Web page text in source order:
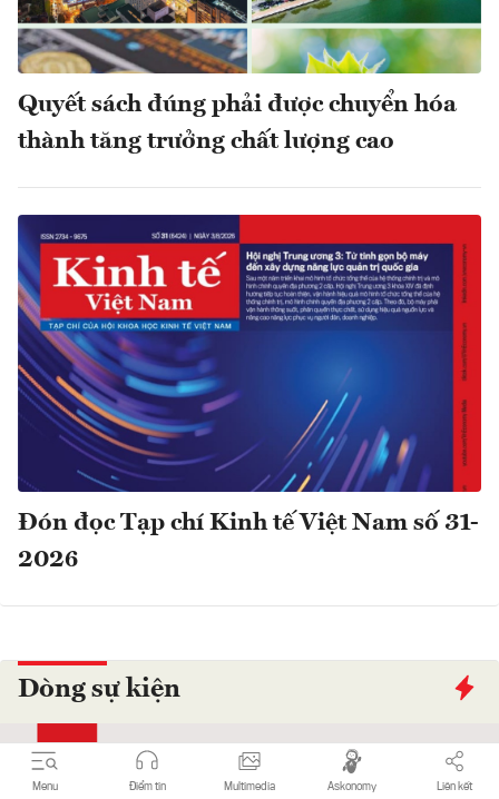
Menu Điểm tin Multimedia Askonomy Liên kết
Dòng sự kiện
Quyết sách đúng phải được chuyển hóa
thành tăng trưởng chất lượng cao
Đón đọc Tạp chí Kinh tế Việt Nam số 31-
2026